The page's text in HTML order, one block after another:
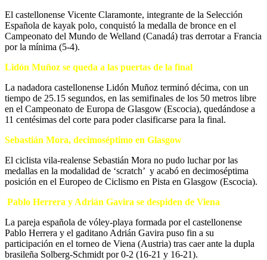
El castellonense Vicente Claramonte, integrante de la Selección
Española de kayak polo, conquistó la medalla de bronce en el
Campeonato del Mundo de Welland (Canadá) tras derrotar a Francia
por la mínima (5-4).
Lidón Muñoz se queda a las puertas de la final
La nadadora castellonense Lidón Muñoz terminó décima, con un
tiempo de 25.15 segundos, en las semifinales de los 50 metros libre
en el Campeonato de Europa de Glasgow (Escocia), quedándose a
11 centésimas del corte para poder clasificarse para la final.
Sebastián Mora, decimoséptimo en Glasgow
El ciclista vila-realense Sebastián Mora no pudo luchar por las
medallas en la modalidad de ‘scratch’ y acabó en decimoséptima
posición en el Europeo de Ciclismo en Pista en Glasgow (Escocia).
Pablo Herrera y Adrián Gavira se despiden de Viena
La pareja española de vóley-playa formada por el castellonense
Pablo Herrera y el gaditano Adrián Gavira puso fin a su
participación en el torneo de Viena (Austria) tras caer ante la dupla
brasileña Solberg-Schmidt por 0-2 (16-21 y 16-21).